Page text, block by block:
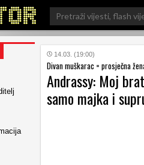
Search
for:
14.03. (19:00)
Divan muškarac = prosječna
Andrassy: Moj
samo majka i